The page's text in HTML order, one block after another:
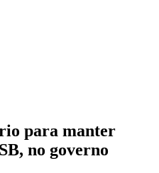
para manter
no governo